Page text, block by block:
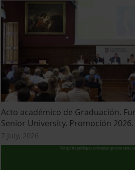
Acto académico de Graduación.
Senior University. Promoción 2026.
7 July, 2026